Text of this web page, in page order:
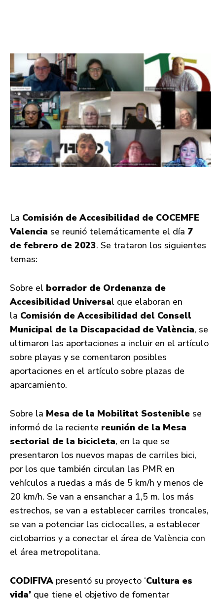
La Comisión de Accesibilidad de COCEMFE
Valencia se reunió telemáticamente el día 7
de febrero de 2023. Se trataron los siguientes
temas:
Sobre el borrador de Ordenanza de
Accesibilidad Universal que elaboran en
la Comisión de Accesibilidad del Consell
Municipal de la Discapacidad de València, se
ultimaron las aportaciones a incluir en el artículo
sobre playas y se comentaron posibles
aportaciones en el artículo sobre plazas de
aparcamiento.
Sobre la Mesa de la Mobilitat Sostenible se
informó de la reciente reunión de la Mesa
sectorial de la bicicleta, en la que se
presentaron los nuevos mapas de carriles bici,
por los que también circulan las PMR en
vehículos a ruedas a más de 5 km/h y menos de
20 km/h. Se van a ensanchar a 1,5 m. los más
estrechos, se van a establecer carriles troncales,
se van a potenciar las ciclocalles, a establecer
ciclobarrios y a conectar el área de València con
el área metropolitana.
CODIFIVA presentó su proyecto ‘Cultura es
vida’ que tiene el objetivo de fomentar